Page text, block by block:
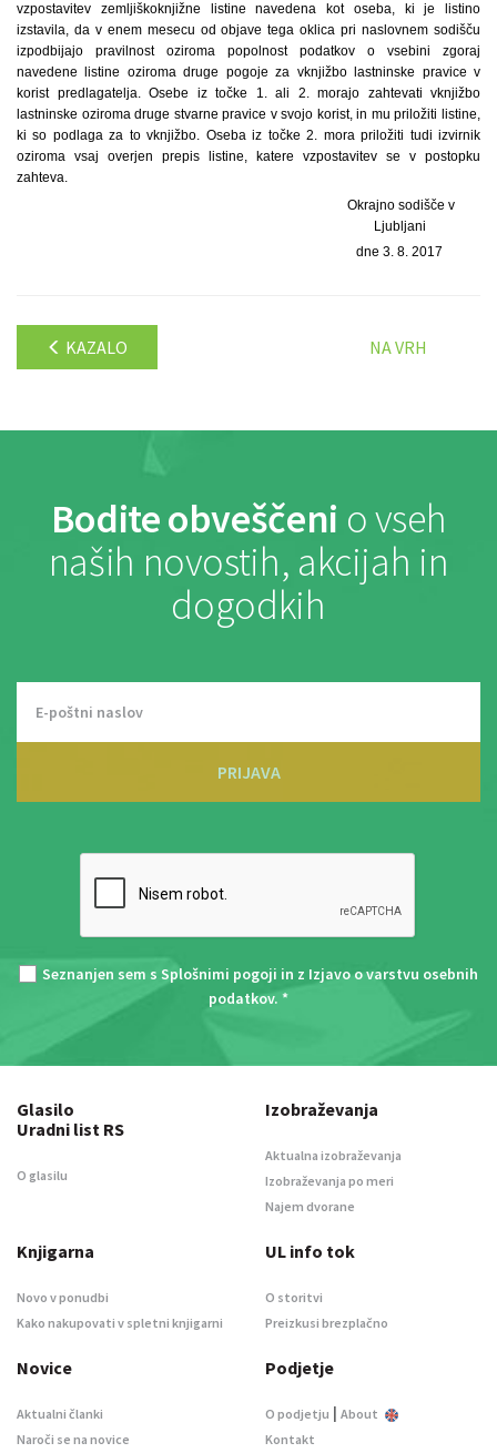
vzpostavitev zemljiškoknjižne listine navedena kot oseba, ki je listino
izstavila, da v enem mesecu od objave tega oklica pri naslovnem sodišču
izpodbijajo pravilnost oziroma popolnost podatkov o vsebini zgoraj
navedene listine oziroma druge pogoje za vknjižbo lastninske pravice v
korist predlagatelja. Osebe iz točke 1. ali 2. morajo zahtevati vknjižbo
lastninske oziroma druge stvarne pravice v svojo korist, in mu priložiti listine,
ki so podlaga za to vknjižbo. Oseba iz točke 2. mora priložiti tudi izvirnik
oziroma vsaj overjen prepis listine, katere vzpostavitev se v postopku
zahteva.
Okrajno sodišče v
Ljubljani
dne 3. 8. 2017
KAZALO NA VRH
Bodite obveščeni o vseh
naših novostih, akcijah in
dogodkih
PRIJAVA
Seznanjen sem s Splošnimi pogoji in z Izjavo o varstvu osebnih
podatkov. *
Glasilo
Uradni list RS
O glasilu
Izobraževanja
Aktualna izobraževanja
Izobraževanja po meri
Najem dvorane
Knjigarna
Novo v ponudbi
Kako nakupovati v spletni knjigarni
UL info tok
O storitvi
Preizkusi brezplačno
Novice
Aktualni članki
Naroči se na novice
Podjetje
O podjetju | About
Kontakt